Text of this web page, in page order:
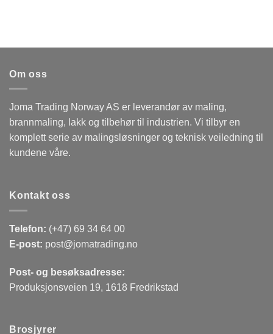
Om oss
Joma Trading Norway AS er leverandør av maling,
brannmaling, lakk og tilbehør til industrien. Vi tilbyr en
komplett serie av malingsløsninger og teknisk veiledning til
kundene våre.
Kontakt oss
Telefon: (+47) 69 34 64 00
E-post: post@jomatrading.no
Post- og besøksadresse:
Produksjonsveien 19, 1618 Fredrikstad
Brosjyrer